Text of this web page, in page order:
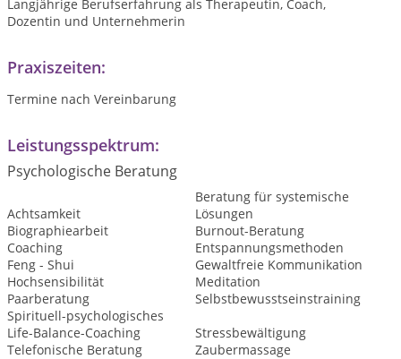
Langjährige Berufserfahrung als Therapeutin, Coach,
Dozentin und Unternehmerin
Praxiszeiten:
Termine nach Vereinbarung
Leistungsspektrum:
Psychologische Beratung
Achtsamkeit
Beratung für systemische
Lösungen
Biographiearbeit
Burnout-Beratung
Coaching
Entspannungsmethoden
Feng - Shui
Gewaltfreie Kommunikation
Hochsensibilität
Meditation
Paarberatung
Selbstbewusstseinstraining
Spirituell-psychologisches
Life-Balance-Coaching
Stressbewältigung
Telefonische Beratung
Zaubermassage